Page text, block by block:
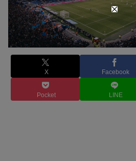
X Facebook
Pocket LINE